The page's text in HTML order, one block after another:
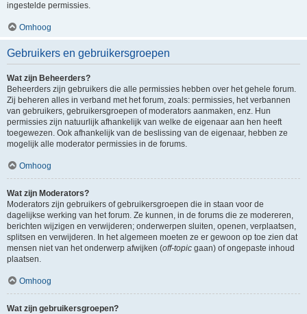
ingestelde permissies.
Omhoog
Gebruikers en gebruikersgroepen
Wat zijn Beheerders?
Beheerders zijn gebruikers die alle permissies hebben over het gehele forum.
Zij beheren alles in verband met het forum, zoals: permissies, het verbannen
van gebruikers, gebruikersgroepen of moderators aanmaken, enz. Hun
permissies zijn natuurlijk afhankelijk van welke de eigenaar aan hen heeft
toegewezen. Ook afhankelijk van de beslissing van de eigenaar, hebben ze
mogelijk alle moderator permissies in de forums.
Omhoog
Wat zijn Moderators?
Moderators zijn gebruikers of gebruikersgroepen die in staan voor de
dagelijkse werking van het forum. Ze kunnen, in de forums die ze modereren,
berichten wijzigen en verwijderen; onderwerpen sluiten, openen, verplaatsen,
splitsen en verwijderen. In het algemeen moeten ze er gewoon op toe zien dat
mensen niet van het onderwerp afwijken (off-topic gaan) of ongepaste inhoud
plaatsen.
Omhoog
Wat zijn gebruikersgroepen?